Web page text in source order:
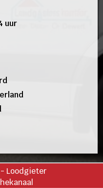
uur
- Loodgieter